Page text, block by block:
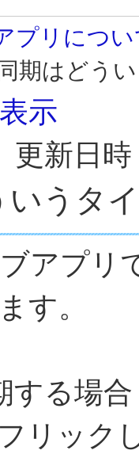
プリにつ
期はどう
示
更新日
いうタ
アプリ
す。
する場合
リック